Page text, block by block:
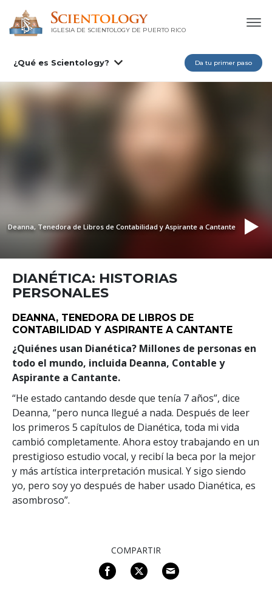
IGLESIA DE SCIENTOLOGY DE PUERTO RICO
¿Qué es Scientology? Da tu primer paso
Deanna, Tenedora de Libros de Contabilidad y Aspirante a Cantante
DIANÉTICA: HISTORIAS
PERSONALES
DEANNA, TENEDORA DE LIBROS DE
CONTABILIDAD Y ASPIRANTE A CANTANTE
¿Quiénes usan Dianética? Millones de personas en
todo el mundo, incluida Deanna, Contable y
Aspirante a Cantante.
“He estado cantando desde que tenía 7 años”, dice
Deanna, “pero nunca llegué a nada. Después de leer
los primeros 5 capítulos de Dianética, toda mi vida
cambió completamente. Ahora estoy trabajando en un
prestigioso estudio vocal, y recibí la beca por la mejor
y más artística interpretación musical. Y sigo siendo
yo, pero soy yo después de haber usado Dianética, es
asombroso”.
COMPARTIR